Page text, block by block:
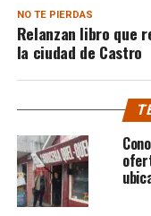
NO TE PIERDAS
Relanzan libro que
la ciudad de Castro